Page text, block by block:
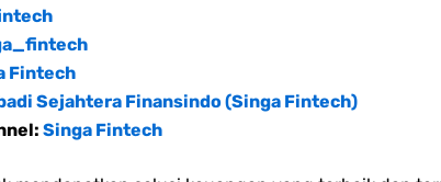
Fintech
Sejahtera Finansindo (Singa Fintech)
Singa Fintech